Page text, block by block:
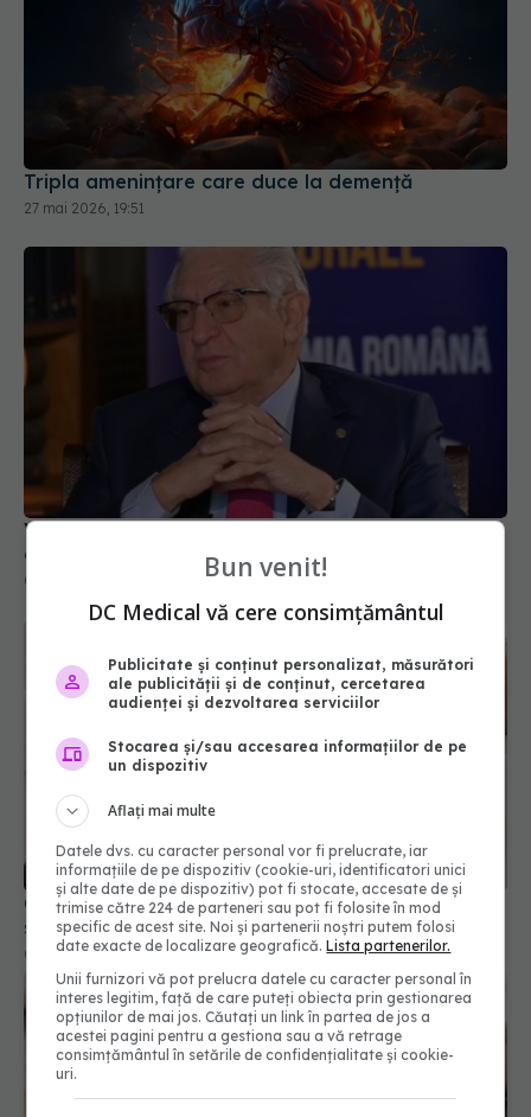
Tripla amenințare care duce la demență
27 mai 2026, 19:51
Vlad Ciurea, despre obiceiul tot mai răspândit
care ne poate afecta memoria și concentrarea
04 iul 2026, 20:32
Cum îți protejezi creierul de demență. Ce este
sedentarismul activ și pasiv
03 apr 2026, 11:15
Bun venit!
DC Medical vă cere consimțământul
Publicitate și conținut personalizat, măsurători
ale publicității și de conținut, cercetarea
audienței și dezvoltarea serviciilor
Stocarea și/sau accesarea informațiilor de pe
un dispozitiv
Aflați mai multe
Datele dvs. cu caracter personal vor fi prelucrate, iar
informațiile de pe dispozitiv (cookie-uri, identificatori unici
și alte date de pe dispozitiv) pot fi stocate, accesate de și
trimise către 224 de parteneri sau pot fi folosite în mod
specific de acest site. Noi și partenerii noștri putem folosi
date exacte de localizare geografică.Lista partenerilor.
Unii furnizori vă pot prelucra datele cu caracter personal în
interes legitim, față de care puteți obiecta prin gestionarea
opțiunilor de mai jos. Căutați un link în partea de jos a
acestei pagini pentru a gestiona sau a vă retrage
consimțământul în setările de confidențialitate și cookie-
uri.